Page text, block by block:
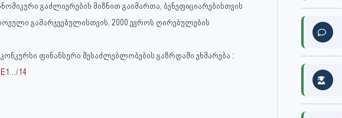
გაძლიერების მიზნით გაიმართა, ბენეფიციარებისთვის
გამარჯვებულისთვის, 2000 ევროს ღირებულების
ფინანსური შესაძლებლობების გაზრდაში ეხმარება :
14